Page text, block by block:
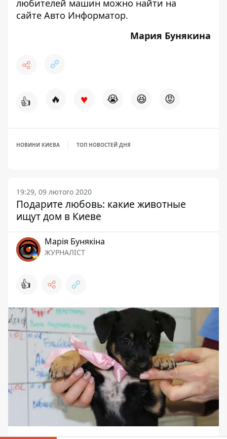
любителей машин можно найти на
сайте Авто Информатор.
Мария Бунякина
👍 🔥 ♥ 😭 😆 😡
НОВИНИ КИЄВА ТОП НОВОСТЕЙ ДНЯ
19:29, 09 лютого 2020
Подарите любовь: какие животные
ищут дом в Киеве
Марія Бунякіна
ЖУРНАЛІСТ
👍